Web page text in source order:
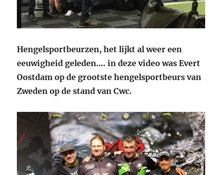
Hengelsportbeurzen, het lijkt al weer een
eeuwigheid geleden…. in deze video was Evert
Oostdam op de grootste hengelsportbeurs van
Zweden op de stand van Cwc.